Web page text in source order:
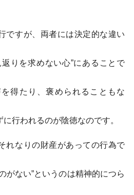
ですが、両者には決定的な違い
りを求めない心”にあることで
得たり、褒められることもな
行われるのが陰徳なのです。
れなりの財産があっての行為で
がない”というのは精神的につら